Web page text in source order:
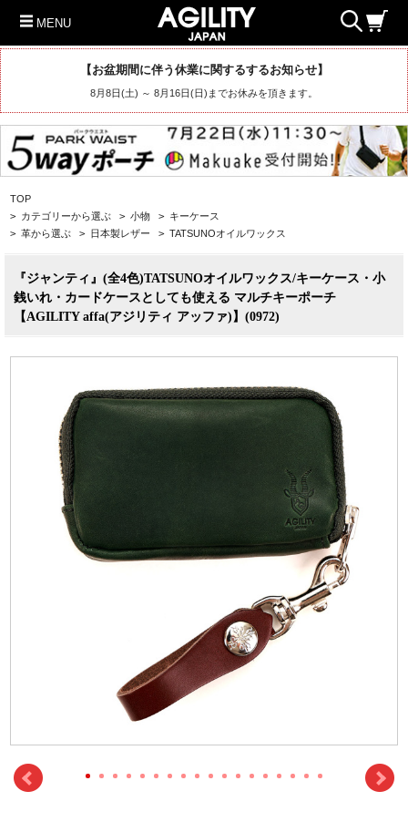
MENU
【お盆期間に伴う休業に関するするお知らせ】
8月8日(土) ～ 8月16日(日)までお休みを頂きます。
TOP
> カテゴリーから選ぶ > 小物 > キーケース
> 革から選ぶ > 日本製レザー > TATSUNOオイルワックス
『ジャンティ』(全4色)TATSUNOオイルワックス/キーケース・小
銭いれ・カードケースとしても使える マルチキーポーチ
【AGILITY affa(アジリティ アッファ)】(0972)